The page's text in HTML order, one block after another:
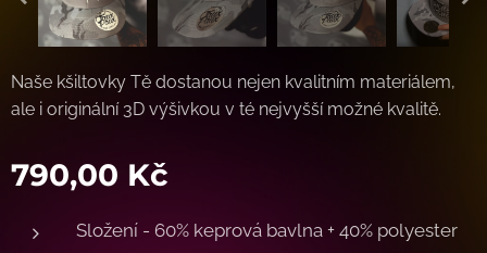
Naše kšiltovky Tě dostanou nejen kvalitním materiálem,
ale i originální 3D výšivkou v té nejvyšší možné kvalitě.
790,00 Kč
Složení - 60% keprová bavlna + 40% polyester